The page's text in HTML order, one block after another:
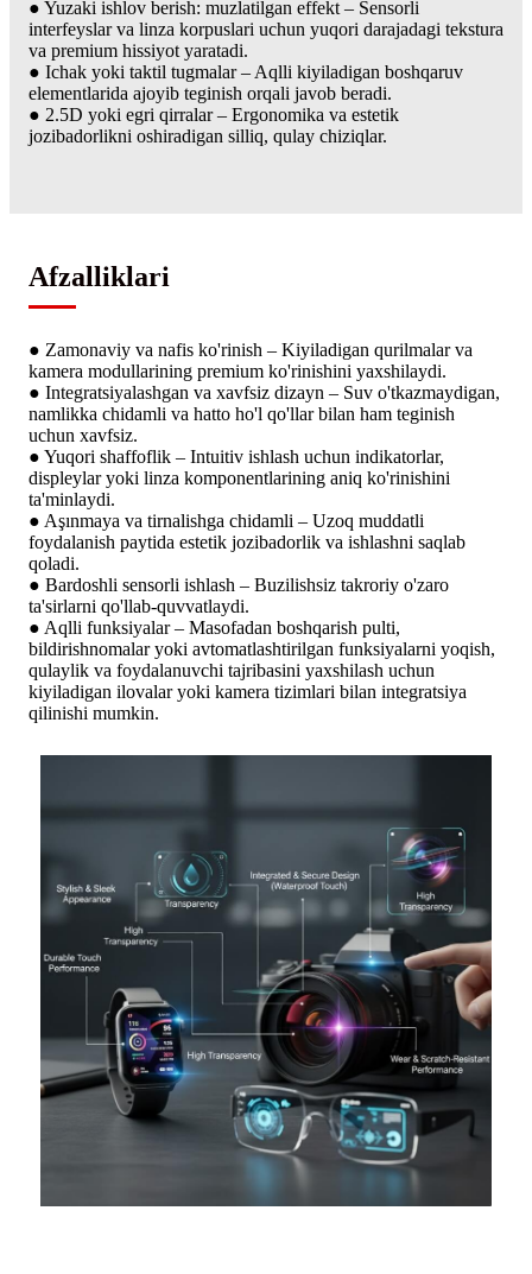
● Yuzaki ishlov berish: muzlatilgan effekt – Sensorli
interfeyslar va linza korpuslari uchun yuqori darajadagi tekstura
va premium hissiyot yaratadi.
● Ichak yoki taktil tugmalar – Aqlli kiyiladigan boshqaruv
elementlarida ajoyib teginish orqali javob beradi.
● 2.5D yoki egri qirralar – Ergonomika va estetik
jozibadorlikni oshiradigan silliq, qulay chiziqlar.
Afzalliklari
● Zamonaviy va nafis ko'rinish – Kiyiladigan qurilmalar va
kamera modullarining premium ko'rinishini yaxshilaydi.
● Integratsiyalashgan va xavfsiz dizayn – Suv o'tkazmaydigan,
namlikka chidamli va hatto ho'l qo'llar bilan ham teginish
uchun xavfsiz.
● Yuqori shaffoflik – Intuitiv ishlash uchun indikatorlar,
displeylar yoki linza komponentlarining aniq ko'rinishini
ta'minlaydi.
● Aşınmaya va tirnalishga chidamli – Uzoq muddatli
foydalanish paytida estetik jozibadorlik va ishlashni saqlab
qoladi.
● Bardoshli sensorli ishlash – Buzilishsiz takroriy o'zaro
ta'sirlarni qo'llab-quvvatlaydi.
● Aqlli funksiyalar – Masofadan boshqarish pulti,
bildirishnomalar yoki avtomatlashtirilgan funksiyalarni yoqish,
qulaylik va foydalanuvchi tajribasini yaxshilash uchun
kiyiladigan ilovalar yoki kamera tizimlari bilan integratsiya
qilinishi mumkin.